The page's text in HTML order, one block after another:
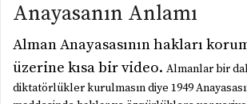
Anayasanın Anlamı
Alman Anayasasının hakları
üzerine kısa bir video. Almanlar bir
diktatörlükler kurulmasın diye 1949